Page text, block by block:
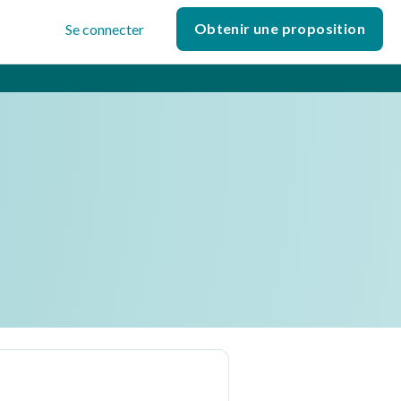
Se connecter Obtenir une proposition